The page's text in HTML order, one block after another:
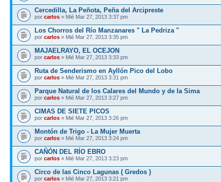
Cercedilla, La Peñota, Peña del Arcipreste
por carlos » Mié Mar 27, 2013 3:37 pm
Los Chorros del Río Manzanares " La Pedriza "
por carlos » Mié Mar 27, 2013 3:35 pm
MAJAELRAYO, EL OCEJON
por carlos » Mié Mar 27, 2013 3:33 pm
Ruta de Senderismo en Ayllón Pico del Lobo
por carlos » Mié Mar 27, 2013 3:31 pm
Parque Natural de los Calares del Mundo y de la Sima
por carlos » Mié Mar 27, 2013 3:27 pm
CIMAS DE SIETE PICOS
por carlos » Mié Mar 27, 2013 3:26 pm
Montón de Trigo - La Mujer Muerta
por carlos » Mié Mar 27, 2013 3:24 pm
CAÑÓN DEL RÍO EBRO
por carlos » Mié Mar 27, 2013 3:23 pm
Circo de las Cinco Lagunas ( Gredos )
por carlos » Mié Mar 27, 2013 3:21 pm